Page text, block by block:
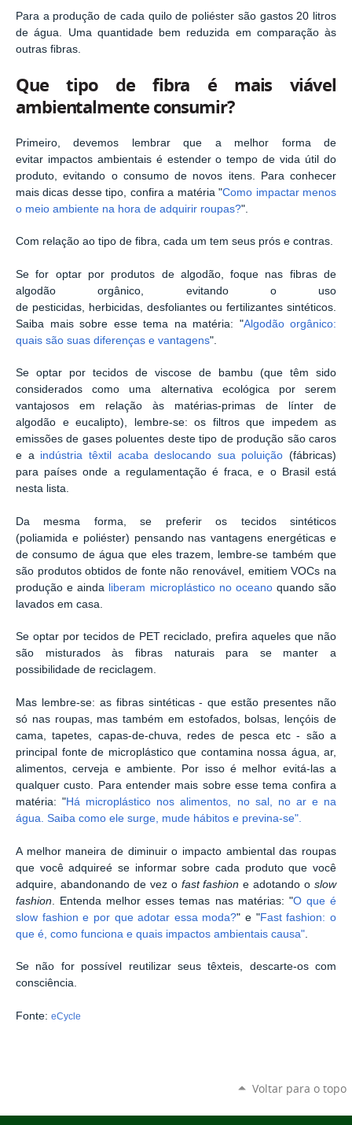
Para a produção de cada quilo de poliéster são gastos 20 litros
de água. Uma quantidade bem reduzida em comparação às
outras fibras.
Que tipo de fibra é mais viável
ambientalmente consumir?
Primeiro, devemos lembrar que a melhor forma de
evitar impactos ambientais é estender o tempo de vida útil do
produto, evitando o consumo de novos itens. Para conhecer
mais dicas desse tipo, confira a matéria "Como impactar menos
o meio ambiente na hora de adquirir roupas?".
Com relação ao tipo de fibra, cada um tem seus prós e contras.
Se for optar por produtos de algodão, foque nas fibras de
algodão orgânico, evitando o uso
de pesticidas, herbicidas, desfoliantes ou fertilizantes sintéticos.
Saiba mais sobre esse tema na matéria: "Algodão orgânico:
quais são suas diferenças e vantagens".
Se optar por tecidos de viscose de bambu (que têm sido
considerados como uma alternativa ecológica por serem
vantajosos em relação às matérias-primas de línter de
algodão e eucalipto), lembre-se: os filtros que impedem as
emissões de gases poluentes deste tipo de produção são caros
e a indústria têxtil acaba deslocando sua poluição (fábricas)
para países onde a regulamentação é fraca, e o Brasil está
nesta lista.
Da mesma forma, se preferir os tecidos sintéticos
(poliamida e poliéster) pensando nas vantagens energéticas e
de consumo de água que eles trazem, lembre-se também que
são produtos obtidos de fonte não renovável, emitiem VOCs na
produção e ainda
liberam microplástico no oceanoquando são
lavados em casa.
Se optar por tecidos de PET reciclado, prefira aqueles que não
são misturados às fibras naturais para se manter a
possibilidade de reciclagem.
Mas lembre-se: as fibras sintéticas - que estão presentes não
só nas roupas, mas também em estofados, bolsas, lençóis de
cama, tapetes, capas-de-chuva, redes de pesca etc - são a
principal fonte de microplástico que contamina nossa água, ar,
alimentos, cerveja e ambiente. Por isso é melhor evitá-las a
qualquer custo. Para entender mais sobre esse tema confira a
matéria: "Há microplástico nos alimentos, no sal, no ar e na
água. Saiba como ele surge, mude hábitos e previna-se".
A melhor maneira de diminuir o impacto ambiental das roupas
que você adquireé se informar sobre cada produto que você
adquire, abandonando de vez o fast fashion e adotando oslow
fashion . Entenda melhor esses temas nas matérias: "O que é
slow fashion e por que adotar essa moda?" e "Fast fashion: o
que é, como funciona e quais impactos ambientais causa"
Se não for possível reutilizar seus têxteis, descarte-os com
consciência.
Fonte: eCycle
Voltar para o topo